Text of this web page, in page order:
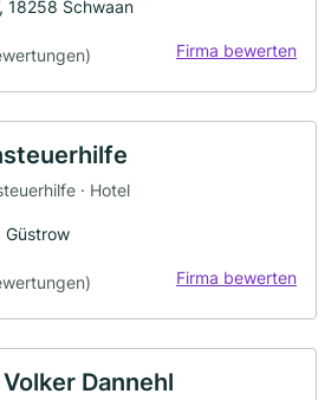
18258 Schwaan
Firma bewerten
· Hotel
Güstrow
Firma bewerten
Dannehl